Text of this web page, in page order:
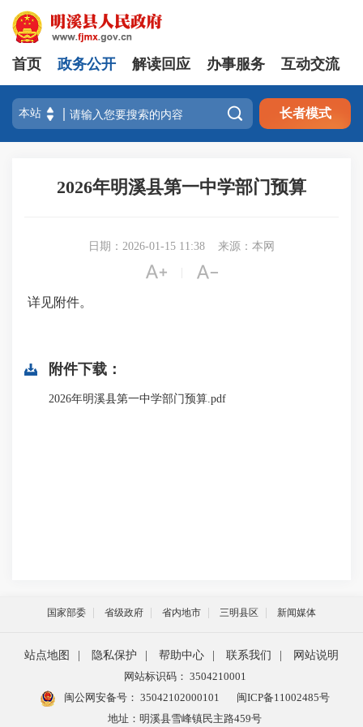
首页 政务公开 解读回应 办事服务 互动交流
 长者模式
2026年明溪县第一中学部门预算
日期：2026-01-15 11:38 来源：本网
 
详见附件。
附件下载：
2026年明溪县第一中学部门预算.pdf
国家部委 省级政府 省内地市 三明县区 新闻媒体
站点地图 隐私保护 帮助中心 联系我们
网站说明
网站标识码： 3504210001
闽公网安备号： 35042102000101
闽ICP备11002485号
地址：明溪县雪峰镇民主路459号